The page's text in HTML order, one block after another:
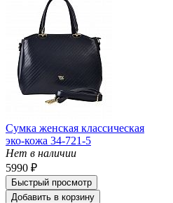
Сумка женская классическая
эко-кожа 34-721-5
Нет в наличии
5990 ₽
Быстрый просмотр
Добавить в корзину